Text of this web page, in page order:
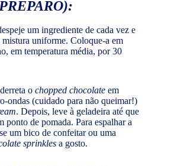
um ingrediente de cada vez e
uniforme. Coloque-a em
em temperatura média, por 30
o chopped chocolate em
ondas (cuidado para não queimar!)
. Depois, leve à geladeira até que
ponto de pomada. Para espalhar a
um bico de confeitar ou uma
sprinkles a gosto.